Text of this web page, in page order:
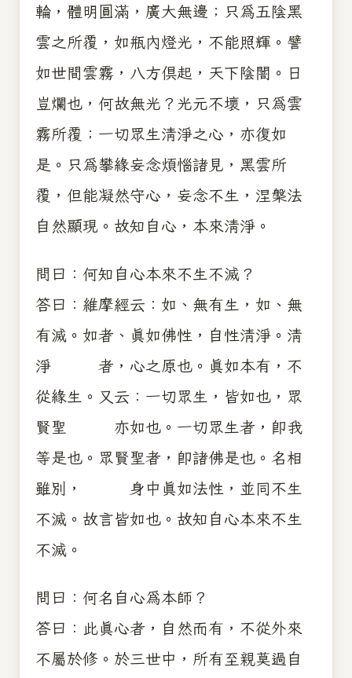
輪，體明圓滿，廣大無邊；只為五陰黑
雲之所覆，如瓶內燈光，不能照輝。譬
如世間雲霧，八方俱起，天下陰闇。日
豈爛也，何故無光？光元不壞，只為雲
霧所覆；一切眾生清淨之心，亦復如
是。只為攀緣妄念煩惱諸見，黑雲所
覆，但能凝然守心，妄念不生，涅槃法
自然顯現。故知自心，本來清淨。
問曰：何知自心本來不生不滅？
答曰：維摩經云：如、無有生，如、無
有滅。如者、真如佛性，自性清淨。清
淨 者，心之原也。真如本有，不
從緣生。又云：一切眾生，皆如也，眾
賢聖 亦如也。一切眾生者，即我
等是也。眾賢聖者，即諸佛是也。名相
雖別， 身中真如法性，並同不生
不滅。故言皆如也。故知自心本來不生
不滅。
問曰：何名自心為本師？
答曰：此真心者，自然而有，不從外來
不屬於修。於三世中，所有至親莫過自